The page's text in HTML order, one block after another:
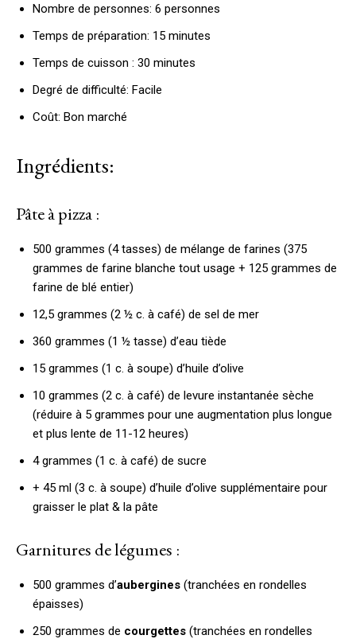
Nombre de personnes: 6 personnes
Temps de préparation: 15 minutes
Temps de cuisson : 30 minutes
Degré de difficulté: Facile
Coût: Bon marché
Ingrédients:
Pâte à pizza :
500 grammes (4 tasses) de mélange de farines (375
grammes de farine blanche tout usage + 125 grammes de
farine de blé entier)
12,5 grammes (2 ½ c. à café) de sel de mer
360 grammes (1 ½ tasse) d’eau tiède
15 grammes (1 c. à soupe) d’huile d’olive
10 grammes (2 c. à café) de levure instantanée sèche
(réduire à 5 grammes pour une augmentation plus longue
et plus lente de 11-12 heures)
4 grammes (1 c. à café) de sucre
+ 45 ml (3 c. à soupe) d’huile d’olive supplémentaire pour
graisser le plat & la pâte
Garnitures de légumes :
500 grammes d’aubergines (tranchées en rondelles
épaisses)
250 grammes de courgettes (tranchées en rondelles